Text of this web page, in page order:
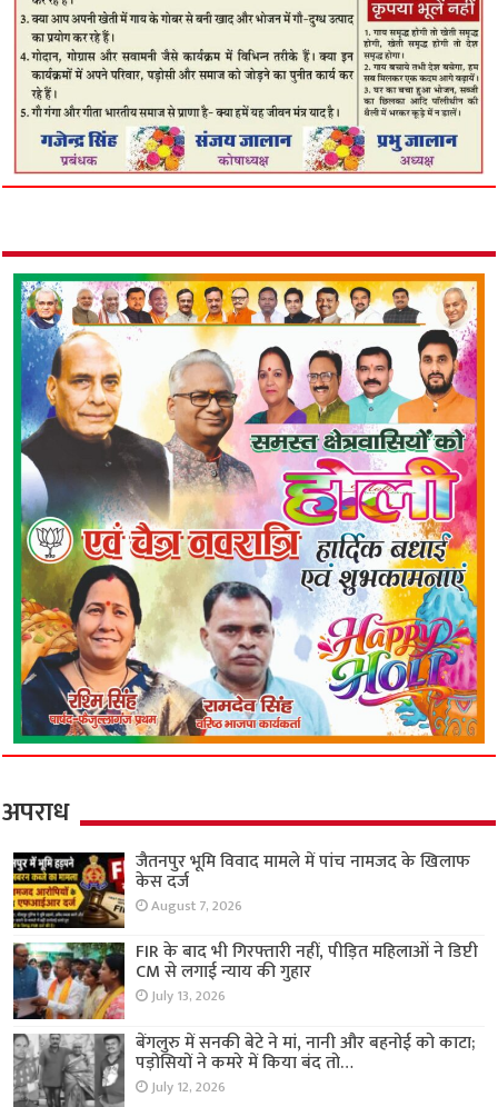
अपराध
जैतनपुर भूमि विवाद मामले में पांच नामजद के खिलाफ
केस दर्ज
August 7, 2026
FIR के बाद भी गिरफ्तारी नहीं, पीड़ित महिलाओं ने डिप्टी
CM से लगाई न्याय की गुहार
July 13, 2026
बेंगलुरु में सनकी बेटे ने मां, नानी और बहनोई को काटा;
पड़ोसियों ने कमरे में किया बंद तो…
July 12, 2026